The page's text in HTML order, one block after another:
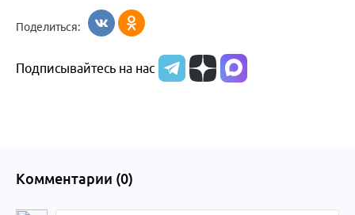
Алтайский
край
Поделиться:
Подписывайтесь на нас
Комментарии (0)